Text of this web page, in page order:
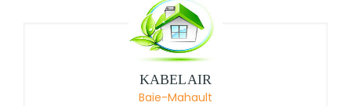
KABELAIR
Baie-Mahault